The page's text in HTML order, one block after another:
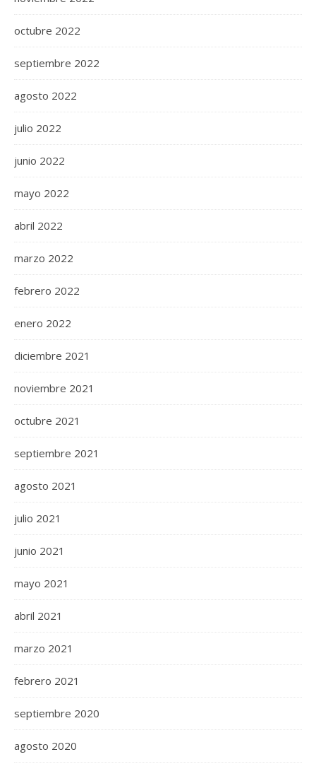
octubre 2022
septiembre 2022
agosto 2022
julio 2022
junio 2022
mayo 2022
abril 2022
marzo 2022
febrero 2022
enero 2022
diciembre 2021
noviembre 2021
octubre 2021
septiembre 2021
agosto 2021
julio 2021
junio 2021
mayo 2021
abril 2021
marzo 2021
febrero 2021
septiembre 2020
agosto 2020